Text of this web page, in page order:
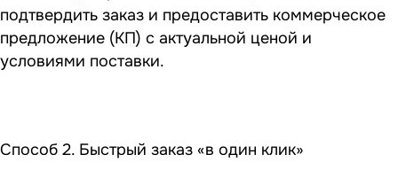
подтвердить заказ и предоставить коммерческое
предложение (КП) с актуальной ценой и
условиями поставки.
Способ 2. Быстрый заказ «в один клик»